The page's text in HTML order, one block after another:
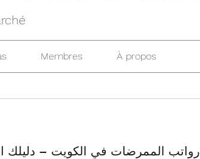
Membres À propos
رواتب الممرضات في الكويت – دليلك